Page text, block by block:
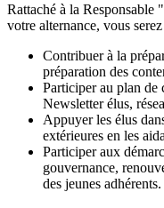
Rattaché à la
votre alternance, vous
Contribuer à la
préparation des
Participer au plan
Newsletter élus,
Appuyer les élus
extérieures en les
Participer aux
gouvernance,
des jeunes adhérents.